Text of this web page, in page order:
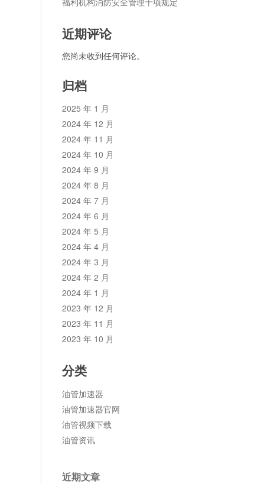
近期评论
您尚未收到任何评论。
归档
2025 年 1 月
2024 年 12 月
2024 年 11 月
2024 年 10 月
2024 年 9 月
2024 年 8 月
2024 年 7 月
2024 年 6 月
2024 年 5 月
2024 年 4 月
2024 年 3 月
2024 年 2 月
2024 年 1 月
2023 年 12 月
2023 年 11 月
2023 年 10 月
分类
油管加速器
油管加速器官网
油管视频下载
油管资讯
近期文章